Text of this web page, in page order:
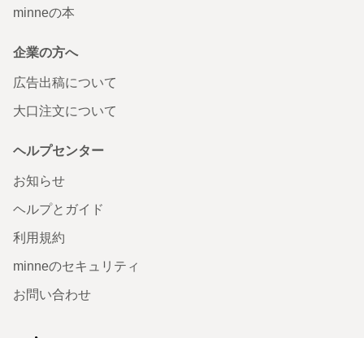
minneの本
企業の方へ
広告出稿について
大口注文について
ヘルプセンター
お知らせ
ヘルプとガイド
利用規約
minneのセキュリティ
お問い合わせ